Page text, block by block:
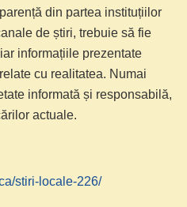
din partea instituțiilor
de știri, trebuie să fie
informațiile prezentate
cu realitatea. Numai
informată și responsabilă,
actuale.
stiri-locale-226/